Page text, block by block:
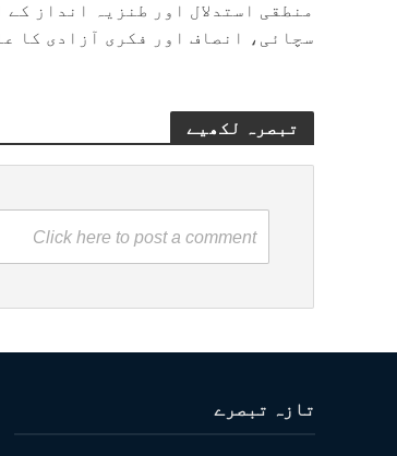
منطقی استدلال اور طنزیہ انداز
سچائی، انصاف اور فکری آزادی کا
تبصرہ لکھیے
Click here to post a comment
تازہ تبصرے